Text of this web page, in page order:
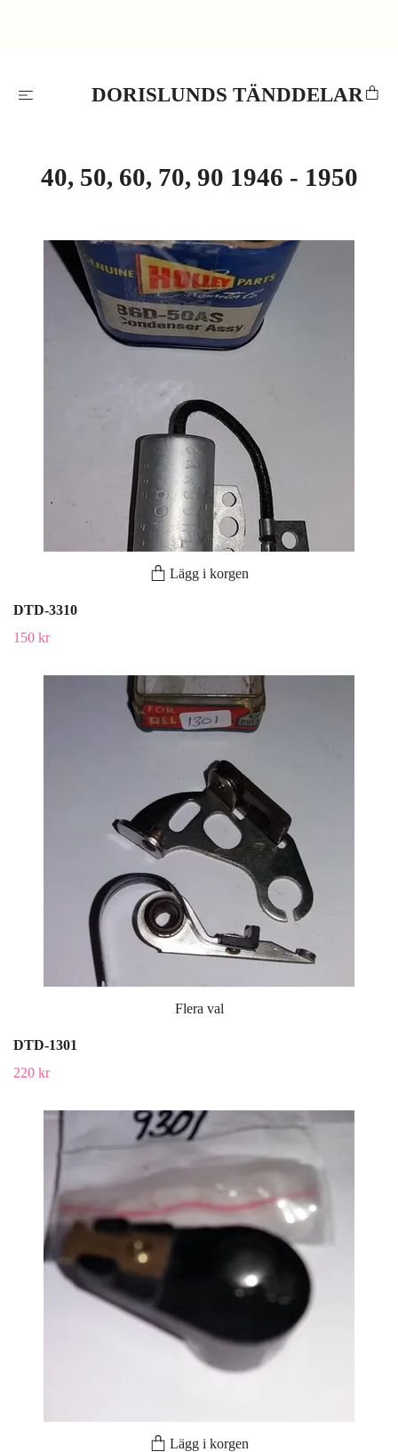
DORISLUNDS TÄNDDELAR
40, 50, 60, 70, 90 1946 - 1950
Lägg i korgen
DTD-3310
150 kr
Flera val
DTD-1301
220 kr
Lägg i korgen